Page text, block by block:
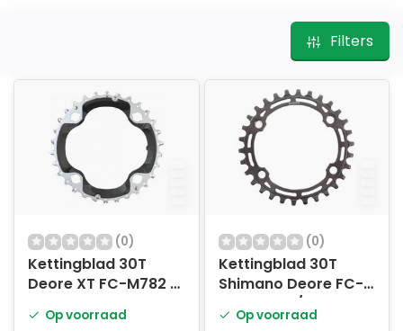
Filters
(0)
Kettingblad 30T
Deore XT FC-M782 /
Op voorraad
(0)
Kettingblad 30T
Shimano Deore FC-
M5100 - 10/11 speed
Op voorraad